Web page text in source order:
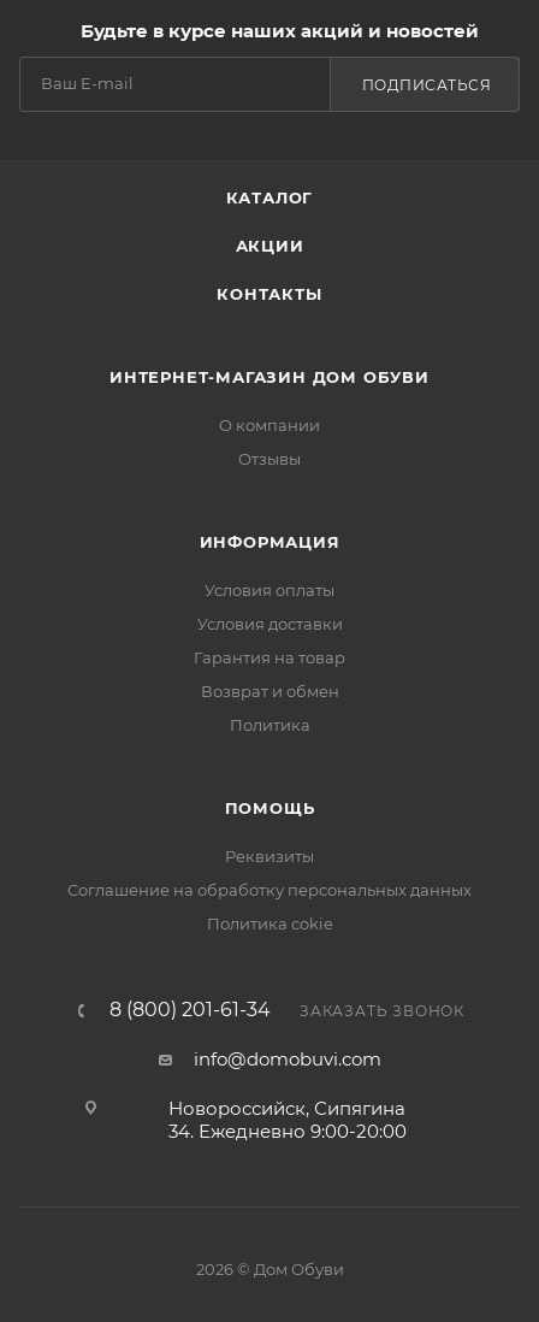
Будьте в курсе наших акций и новостей
ПОДПИСАТЬСЯ
КАТАЛОГ
АКЦИИ
КОНТАКТЫ
ИНТЕРНЕТ-МАГАЗИН ДОМ ОБУВИ
О компании
Отзывы
ИНФОРМАЦИЯ
Условия оплаты
Условия доставки
Гарантия на товар
Возврат и обмен
Политика
ПОМОЩЬ
Реквизиты
Соглашение на обработку персональных данных
Политика cokie
8 (800) 201-61-34 ЗАКАЗАТЬ ЗВОНОК
info@domobuvi.com
Новороссийск, Сипягина
34. Ежедневно 9:00-20:00
2026 © Дом Обуви